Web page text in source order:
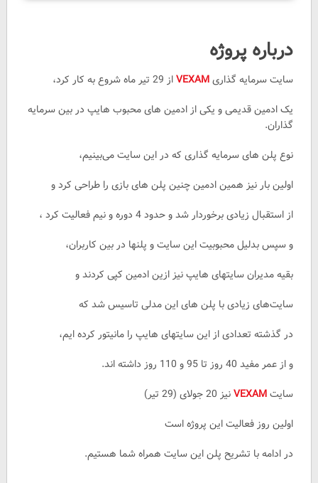
درباره پروژه
سایت سرمایه گذاریVEXAMاز 29 تیر ماه شروع به کار کرد،
یک ادمین قدیمی و یکی از ادمین های محبوب هایپ در بین سرمایه
گذاران.
نوع پلن های سرمایه گذاری که در این سایت می‌بینیم،
اولین بار نیز همین ادمین چنین پلن های بازی را طراحی کرد و
از استقبال زیادی برخوردار شد و حدود 4 دوره و نیم فعالیت کرد ،
و سپس بدلیل محبوبیت این سایت و پلنها در بین کاربران،
بقیه مدیران سایتهای هایپ نیز ازین ادمین کپی کردند و
سایت‌های زیادی با پلن های این مدلی تاسیس شد که
در گذشته تعدادی از این سایتهای هایپ را مانیتور کرده ایم،
و از عمر مفید 40 روز تا 95 و 110 روز داشته اند.
سایتVEXAMنیز 20 جولای (29 تیر)
اولین روز فعالیت این پروژه است
در ادامه با تشریح پلن این سایت همراه شما هستیم.